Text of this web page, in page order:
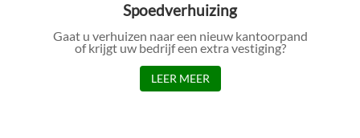
Spoedverhuizing
Gaat u verhuizen naar een nieuw kantoorpand
of krijgt uw bedrijf een extra vestiging?
LEER MEER